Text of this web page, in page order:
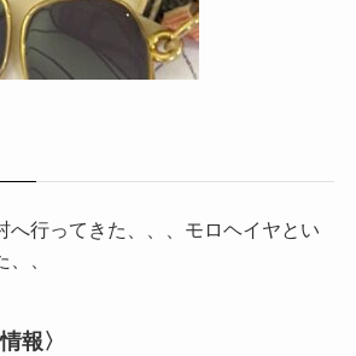
へ行ってきた、、、モロヘイヤとい
、
報〉